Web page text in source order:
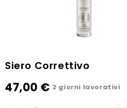
Siero Correttivo
47,00 € 2 giorni lavorativi